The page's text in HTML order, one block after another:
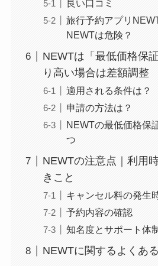
良い口コミ
旅行予約アプリ
NEWTは危険？
NEWTは「最低価格保
り高い場合は差額調整
適用される条件は？
申請の方法は？
NEWTの最低価格保
つ
NEWTの注意点｜利用
きこと
キャンセル料の発生
予約内容の確認
知名度とサポート体制
NEWTに関するよくあ